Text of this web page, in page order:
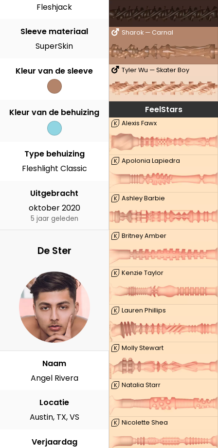
Sharok — Carnal
Tyler Wu — Skater Boy
FeelStars
K Alexis Fawx
K Apolonia Lapiedra
K Ashley Barbie
K Britney Amber
K Kenzie Taylor
K Lauren Phillips
K Molly Stewart
K Natalia Starr
K Nicolette Shea
Fleshjack
Sleeve materiaal
SuperSkin
Kleur van de sleeve
Kleur van de behuizing
Type behuizing
Fleshlight Classic
Uitgebracht
oktober 2020
5 jaar geleden
De Ster
Naam
Angel Rivera
Locatie
Austin, TX, VS
Verjaardag